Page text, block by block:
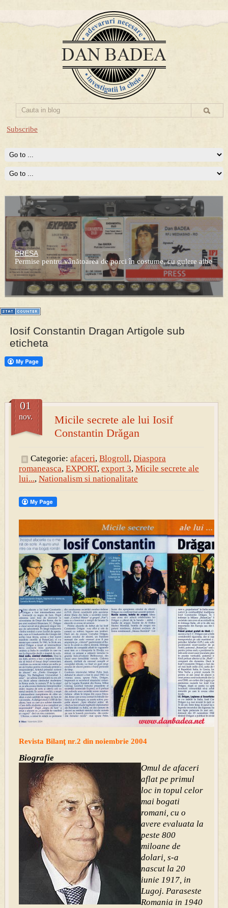
Subscribe
PRESA
Permise pentru vânătoarea de porci în costume, cu gulere albe
Prima mea carte publicata (Nemira)
Averea Presedintelui: prima lucrare despre controversatele
conturi secrete ale Securitatii.
Iosif Constantin Dragan Artigole sub
eticheta
Micile secrete ale lui Iosif
Constantin Drăgan
01
nov.
Categorie: afaceri, Blogroll, Diaspora
romaneasca, EXPORT, export 3, Micile secrete ale
lui..., Nationalism si nationalitate
Revista Bilanţ nr.2 din noiembrie 2004
Biografie
Omul de afaceri
aflat pe primul
loc in topul celor
mai bogati
romani, cu o
avere evaluata la
peste 800
miloane de
dolari, s-a
nascut la 20
iunie 1917, in
Lugoj. Paraseste
Romania in 1940